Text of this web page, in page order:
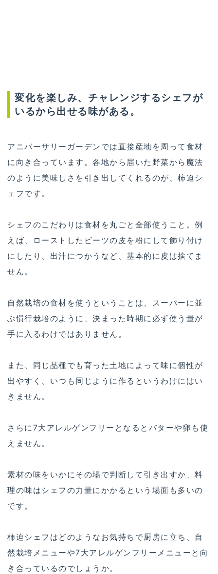
変化を楽しみ、チャレンジするシェフが
いるから出せる味がある。
アニバーサリーガーデンでは直接産地を周って食材
に向き合っています。各地から届いた野菜から魔法
のように美味しさを引き出してくれるのが、柿迫シ
ェフです。
シェフのこだわりは食材を丸ごと全部使うこと。例
えば、ローストしたビーツの皮を粉にして飾り付け
にしたり、出汁につかうなど、基本的に皮は捨てま
せん。
自然栽培の食材を使うということは、スーパーに並
ぶ慣行栽培のように、決まった時期に必ず使う量が
手に入るわけではありません。
また、同じ品種でも育った土地によって味に個性が
出やすく、いつも同じように作るというわけにはい
きません。
さらに7大アレルゲンフリーとなるとバターや卵も使
えません。
素材の味をいかにその場で判断して引き出すか、料
理の味はシェフの力量にかかるという場面も多いの
です。
柿迫シェフはどのようなお気持ちで厨房に立ち、自
然栽培メニューや7大アレルゲンフリーメニューと向
き合っているのでしょうか。